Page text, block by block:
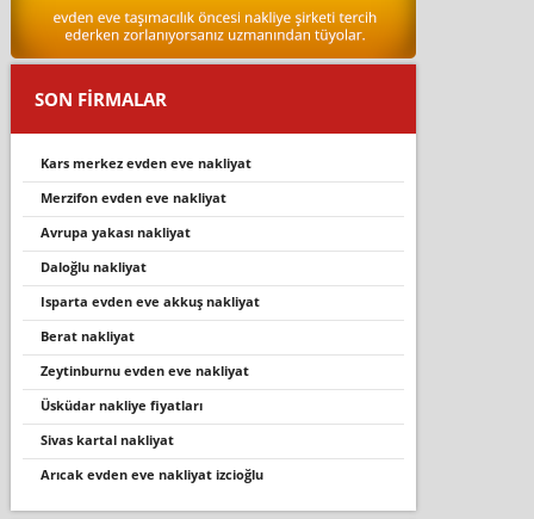
SON FİRMALAR
kars merkez evden eve nakliyat
merzi̇fon evden eve nakli̇yat
avrupa yakası nakliyat
daloğlu nakli̇yat
isparta evden eve akkuş nakli̇yat
berat nakli̇yat
zeyti̇nburnu evden eve nakli̇yat
üsküdar nakliye fiyatları
sivas kartal nakliyat
aricak evden eve nakli̇yat i̇zci̇oğlu